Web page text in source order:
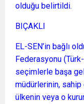
olduğu belirtildi.
BIÇAKLI
EL-SEN’in bağlı
Federasyonu
seçimlerle başa
müdürlerinin,
ülkenin veya o